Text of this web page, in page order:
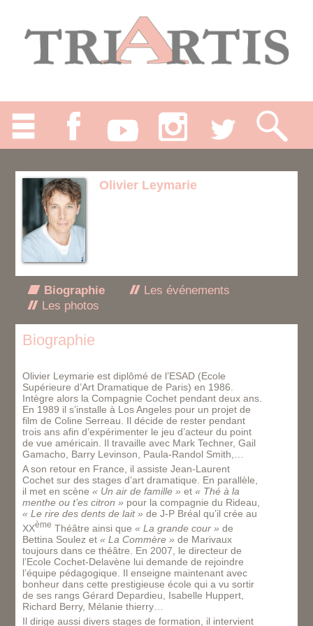
Olivier Leymarie
Biographie
Les événements
Les photos
Biographie
Olivier Leymarie est diplômé de l’ESAD (Ecole
Supérieure d’Art Dramatique de Paris) en 1986.
Intègre alors la Compagnie Cochet pendant deux ans.
En 1989 il s’installe à Los Angeles pour un projet de
film de Coline Serreau. Il décide de rester pendant
trois ans afin d’expérimenter le jeu d’acteur du point
de vue américain. Il travaille avec Mark Techner, Gail
Gamacho, Barry Levinson, Paula-Randol Smith,…
A son retour en France, il assiste Jean-Laurent
Cochet sur des stages d’art dramatique. En parallèle,
il met en scène« Un air de famille » et« Thé à la
menthe ou t’es citron » pour la compagnie du Rideau,
« Le rire des dents de lait » de J-P Bréal qu’il crée au
XXème Théâtre ainsi que« La grande cour » de
Bettina Soulez et« La Commère » de Marivaux
toujours dans ce théâtre. En 2007, le directeur de
l’Ecole Cochet-Delavène lui demande de rejoindre
l’équipe pédagogique. Il enseigne maintenant avec
bonheur dans cette prestigieuse école qui a vu sortir
de ses rangs Gérard Depardieu, Isabelle Huppert,
Richard Berry, Mélanie thierry…
Il dirige aussi divers stages de formation, il intervient